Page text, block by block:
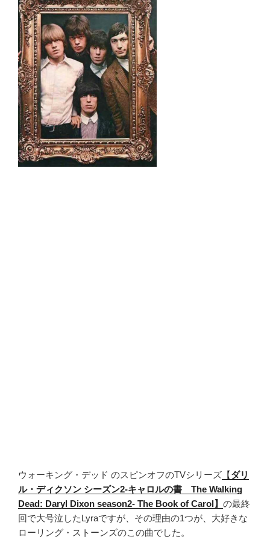
ウォーキング・デッド のスピンオフのTVシリーズ 【ダリ
ル・ディクソン シーズン2-キャロルの書 The Walking
Dead: Daryl Dixon season2- The Book of Carol】 の最終
回で大号泣したLyraですが、その理由の1つが、大好きな
ローリング・ストーンズのこの曲でした。